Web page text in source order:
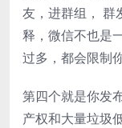
友，进群组， 群
释，微信不也是
过多，都会限制你
第四个就是你发
产权和大量垃圾